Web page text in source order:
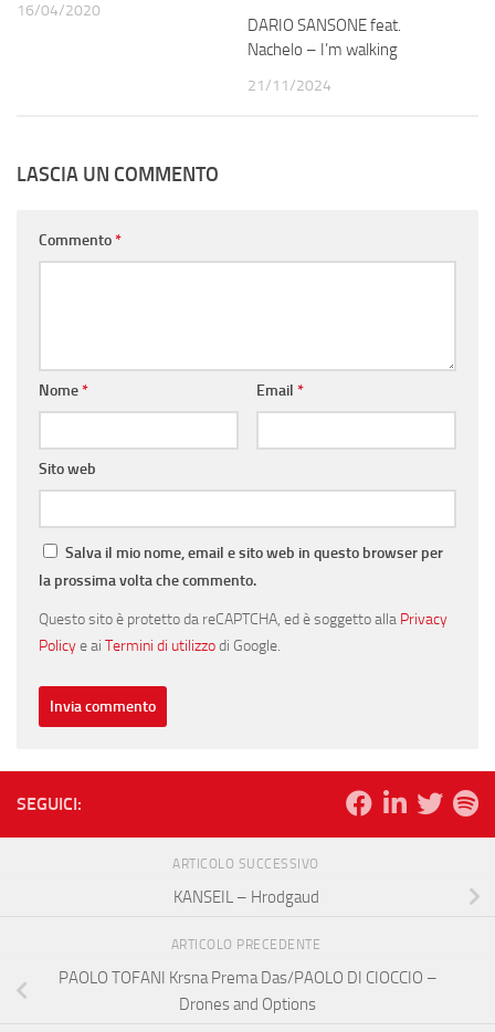
16/04/2020
DARIO SANSONE feat.
Nachelo – I’m walking
21/11/2024
LASCIA UN COMMENTO
Commento*
Nome* Email *
Sito web
Salva il mio nome, email e sito web in questo browser per
la prossima volta che commento.
Questo sito è protetto da reCAPTCHA, ed è soggetto alla Privacy
Policye ai Termini di utilizzodi Google.
SEGUICI:
ARTICOLO SUCCESSIVO
KANSEIL – Hrodgaud
ARTICOLO PRECEDENTE
PAOLO TOFANI Krsna Prema Das/PAOLO DI CIOCCIO –
Drones and Options